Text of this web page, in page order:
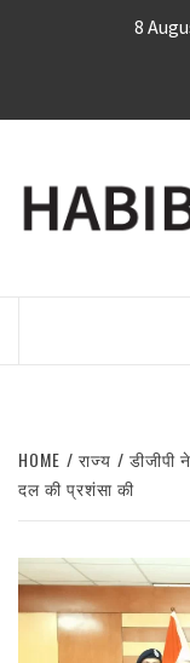
8
HOME राज्य
डीजीपी
दल की प्रशंसा की